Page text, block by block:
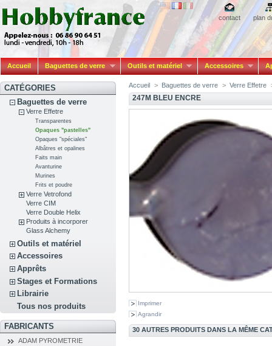
contact plan
Accueil Baguettes de verre Outils et matériel Accessoires
CATÉGORIES
Baguettes de verre
Verre Effetre
Transparentes
Opaques "pastelles"
Opaques "spéciales"
Albâtres et opalines
Faits main
Avanturine
Murines
Frits et poudre
Verre Vetrofond
Verre CIM
Verre Double Helix
Produits à incorporer
Glass Alchemy
Outils et matériel
Accessoires
Apprêts
Stages et Formations
Librairie
Tous nos produits
FABRICANTS
ADAM PYROMETRIE
Accueil > Baguettes de verre > Verre Effetre
247M BLEU ENCRE
Imprimer
Agrandir
30 AUTRES PRODUITS DANS LA MÊME